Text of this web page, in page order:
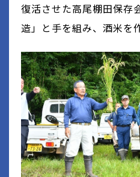
復活させた高尾棚田保存
造」と手を組み、酒米を